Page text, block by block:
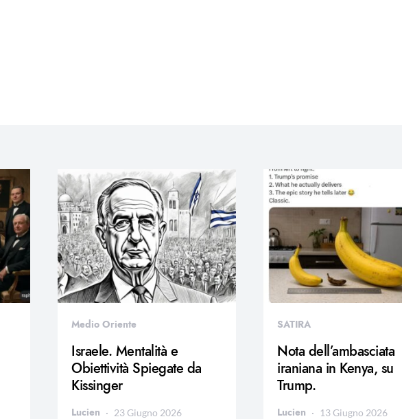
Medio Oriente
Israele. Mentalità e
Obiettività Spiegate da
Kissinger
Lucien 23 Giugno 2026
SATIRA
Nota dell’ambasciata
iraniana in Kenya, su
Trump.
Lucien 13 Giugno 2026